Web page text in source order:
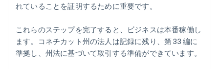
れていることを証明するために重要です。
これらのステップを完了すると、ビジネスは本番稼働し
ます。コネチカット州の法人は記録に残り、第 33 編に
準拠し、州法に基づいて取引する準備ができています。